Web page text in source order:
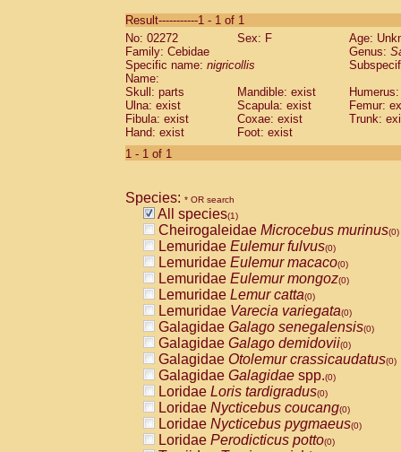
CebidaeSaguinus labiatus(0)
Cebidae Saguinus leucopus (0)
Cebidae
CebidaeSaguinus mystax
Cebidae Saguinus nigricollis (1)
Cebidae Saguinus oedipus
Cebidae Saguinus weddelli
Cebidae Saguinusspp.
Cebidae
CebidaeCebus capucinus
CebidaeCebus nigrivittatus
CebidaeCebus spp.(0)
CebidaeSaimiri boliviensis(0)
CebidaeSaimiri sciureus(0)
AtelidaeAlouatta caraya(0)
AtelidaeAlouatta fusca(0)
AtelidaeAlouatta seniculus(0)
AtelidaeAlouattaspp.(0)
AtelidaeAteles belzebuth(0)
AtelidaeAteles geoffroyi(0)
AtelidaeAteles paniscus(0)
AtelidaeAtelesspp.(0)
AtelidaeLagothrix lagothricha(0)
AtelidaeLagothrix lagothricha cana
PitheciidaeCacajao calvus
Result-----------1 - 1 of 1
No: 02272
Sex: F
Age:
Family: Cebidae
Genus:
Specific name: nigricollis
Name:
Skull: parts
Mandible: exist
Ulna: exist
Scapula: exist
Femur:
Fibula: exist
Coxae: exist
Trunk:
Hand: exist
Foot: exist
1 - 1 of 1
Species: * OR search
All species(1)
Cheirogaleidae Microcebus murinus(0)
Lemuridae Eulemur fulvus(0)
Lemuridae Eulemur macaco(0)
Lemuridae Eulemur mongoz(0)
Lemuridae Lemur catta(0)
Lemuridae Varecia variegata(0)
Galagidae Galago senegalensis(0)
Galagidae Galago demidovii(0)
Galagidae Otolemur crassicaudatus(0)
Galagidae Galagidae spp.(0)
Loridae Loris tardigradus(0)
Loridae Nycticebus coucang(0)
Loridae Nycticebus pygmaeus(0)
Loridae Perodicticus potto(0)